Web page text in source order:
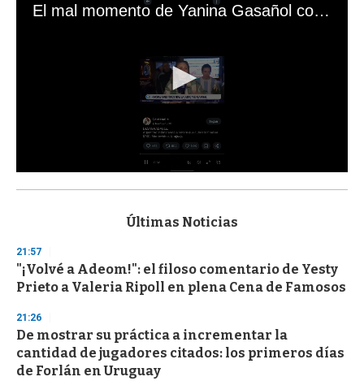
El mal momento de Yanina Gasañol con un hincha argentino en "Subrayado"
s
d
s
o
f
3
s
c
o
Últimas Noticias
21:57
"¡Volvé a Adeom!": el filoso comentario de Yesty
Prieto a Valeria Ripoll en plena Cena de Famosos
21:26
De mostrar su práctica a incrementar la
cantidad de jugadores citados: los primeros días
de Forlán en Uruguay